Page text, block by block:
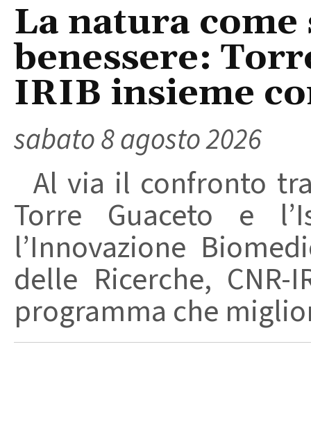
La natura
benessere:
IRIB insieme
sabato 8 agosto 2026
Al via il confronto
Torre Guaceto e
l’Innovazione
delle Ricerche,
programma che